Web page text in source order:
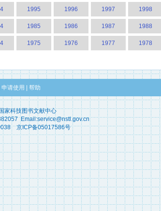
1995 1996 1997 1998
1985 1986 1987 1988
1975 1976 1977 1978
申请使用 帮助
家科技图书文献中心
Email:service@nstl.gov.cn
京ICP备05017586号